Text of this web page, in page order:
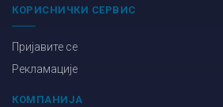
КОРИСНИЧКИ СЕРВИС
Пријавите се
Рекламације
КОМПАНИЈА